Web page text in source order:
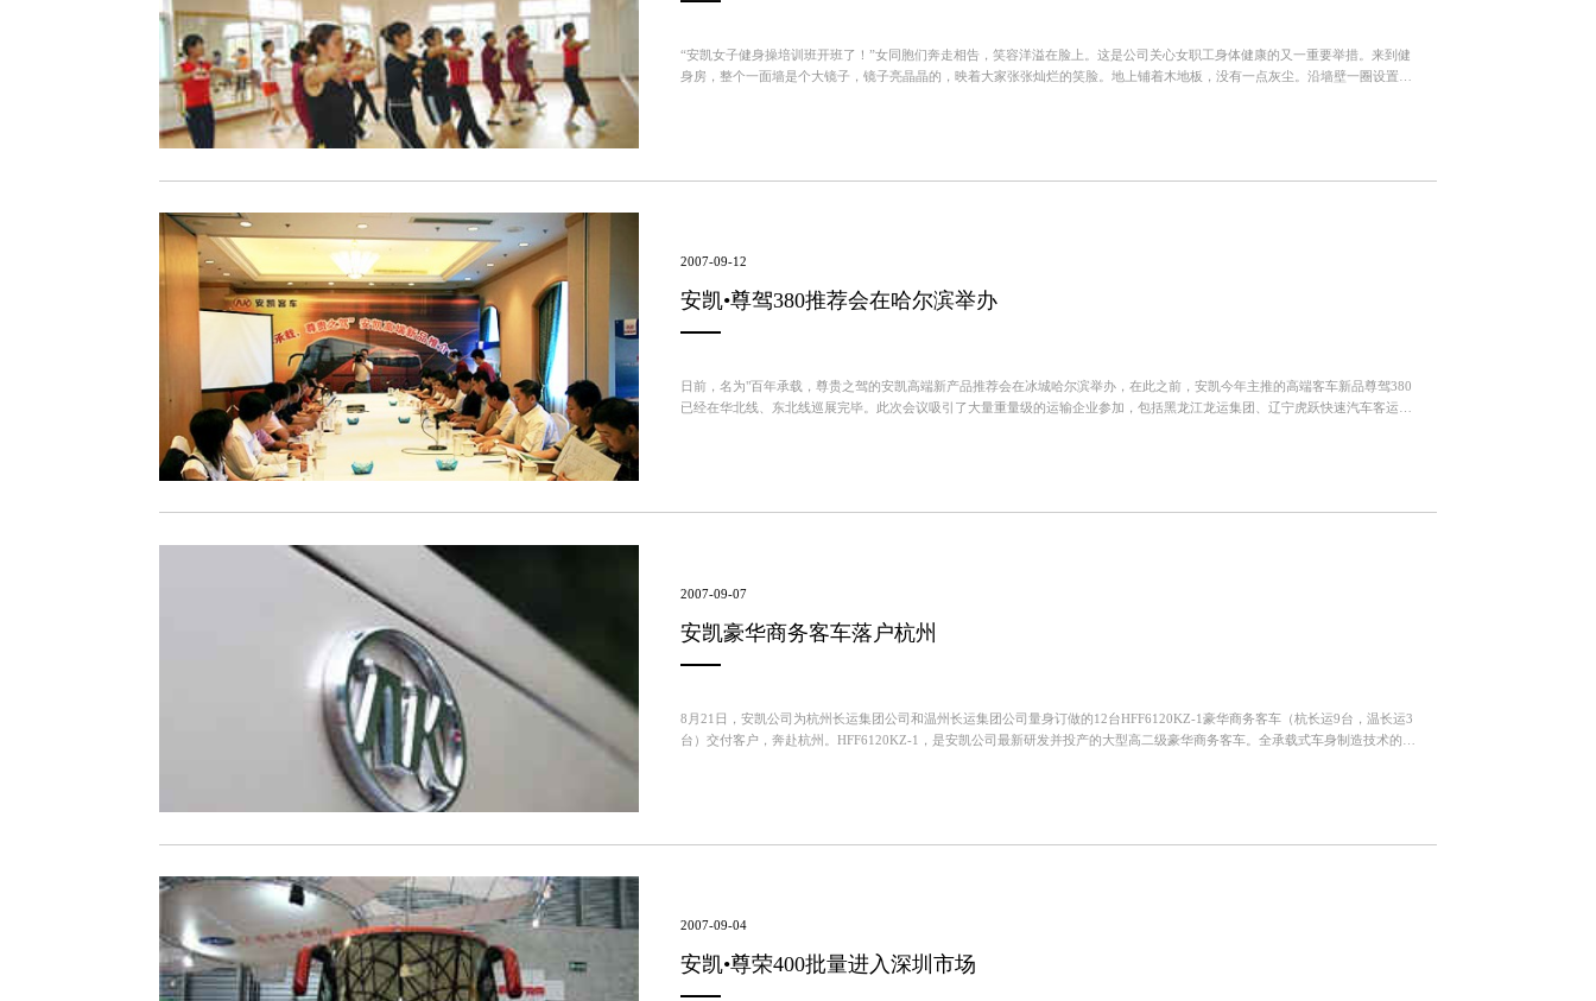
“安凯女子健身操培训班开班了！”女同胞们奔走相告，笑容洋溢在脸上。这是公司关心女职工身体健康的又一重要举措。来到健
身房，整个一面墙是个大镜子，镜子亮晶晶的，映着大家张张灿烂的笑脸。地上铺着木地板，没有一点灰尘。沿墙壁一圈设置了
2007-09-12
安凯•尊驾380推荐会在哈尔滨举办
日前，名为"百年承载，尊贵之驾的安凯高端新产品推荐会在冰城哈尔滨举办，在此之前，安凯今年主推的高端客车新品尊驾380
已经在华北线、东北线巡展完毕。此次会议吸引了大量重量级的运输企业参加，包括黑龙江龙运集团、辽宁虎跃快速汽车客运股
2007-09-07
安凯豪华商务客车落户杭州
8月21日，安凯公司为杭州长运集团公司和温州长运集团公司量身订做的12台HFF6120KZ-1豪华商务客车（杭长运9台，温长运3
台）交付客户，奔赴杭州。HFF6120KZ-1，是安凯公司最新研发并投产的大型高二级豪华商务客车。全承载式车身制造技术的运
2007-09-04
安凯•尊荣400批量进入深圳市场